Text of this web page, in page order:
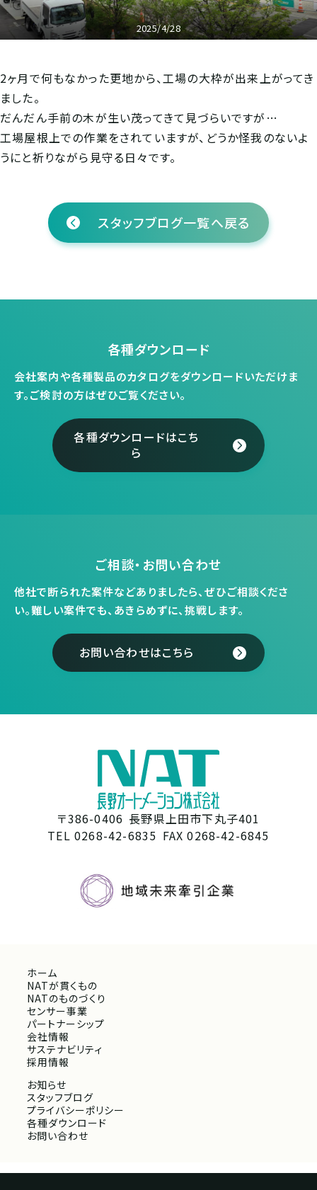
2025/4/28
2ヶ月で何もなかった更地から、工場の大枠が出来上がってき
ました。
だんだん手前の木が生い茂ってきて見づらいですが…
工場屋根上での作業をされていますが、どうか怪我のないよ
うにと祈りながら見守る日々です。
スタッフブログ一覧へ戻る
各種ダウンロード
会社案内や各種製品のカタログをダウンロードいただけま
す。ご検討の方はぜひご覧ください。
各種ダウンロードはこち
ら
ご相談・お問い合わせ
他社で断られた案件などありましたら、ぜひご相談くださ
い。難しい案件でも、あきらめずに、挑戦します。
お問い合わせはこちら
〒386-0406 長野県上田市下丸子401
TEL 0268-42-6835 FAX 0268-42-6845
ホーム
NATが貫くもの
NATのものづくり
センサー事業
パートナーシップ
会社情報
サステナビリティ
採用情報
お知らせ
スタッフブログ
プライバシーポリシー
各種ダウンロード
お問い合わせ